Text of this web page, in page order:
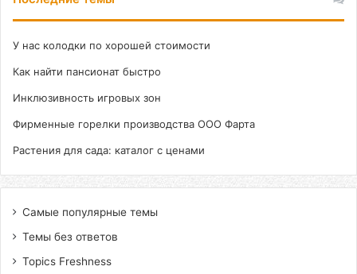
У нас колодки по хорошей стоимости
Как найти пансионат быстро
Инклюзивность игровых зон
Фирменные горелки производства ООО Фарта
Растения для сада: каталог с ценами
Самые популярные темы
Темы без ответов
Topics Freshness